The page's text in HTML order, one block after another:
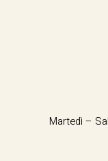
Martedì –